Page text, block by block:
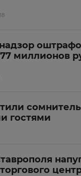
миллионов
гостями